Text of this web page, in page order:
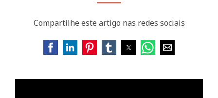
Compartilhe este artigo nas redes sociais